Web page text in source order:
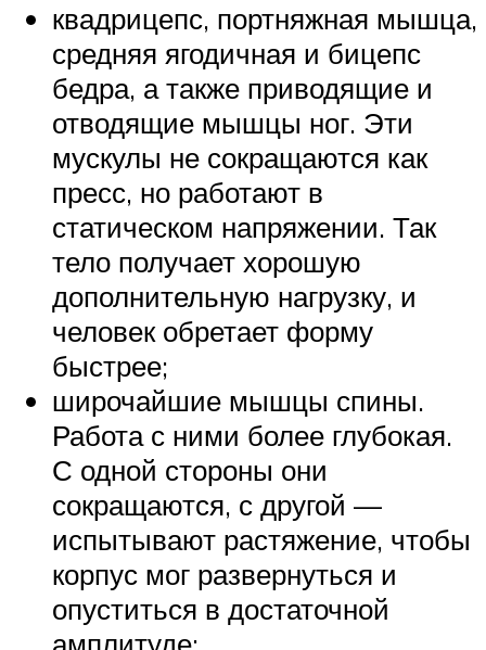
квадрицепс, портняжная мышца,
средняя ягодичная и бицепс
бедра, а также приводящие и
отводящие мышцы ног. Эти
мускулы не сокращаются как
пресс, но работают в
статическом напряжении. Так
тело получает хорошую
дополнительную нагрузку, и
человек обретает форму
быстрее;
широчайшие мышцы спины.
Работа с ними более глубокая.
С одной стороны они
сокращаются, с другой —
испытывают растяжение, чтобы
корпус мог развернуться и
опуститься в достаточной